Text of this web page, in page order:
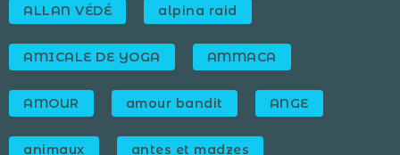
ALLAN VÉDÉ alpina raid
AMICALE DE YOGA AMMACA
AMOUR amour bandit ANGE
animaux antes et madzes